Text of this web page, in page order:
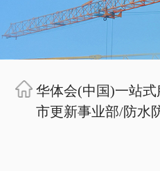
华体会(中国)一站
市更新事业部/防水